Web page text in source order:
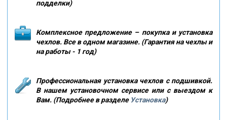
подделки)
Комплексное предложение – покупка и установка
чехлов. Все в одном магазине. (Гарантия на чехлы и
на работы - 1 год)
Профессиональная установка чехлов с подшивкой.
В нашем установочном сервисе или с выездом к
Вам. (Подробнее в разделе Установка)